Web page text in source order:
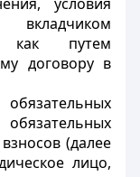
как путем
договору в
(далее
лицо,